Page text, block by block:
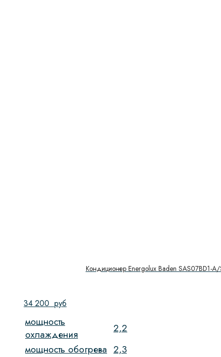
Кондиционер Energolux Baden SAS07BD1-A/
34 200 руб
мощность
охлаждения
2,2
мощность обогрева 2,3